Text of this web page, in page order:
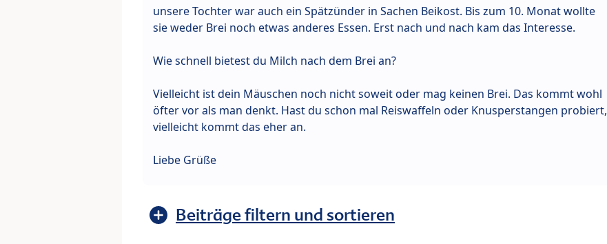
unsere Tochter war auch ein Spätzünder in Sachen Beikost. Bis zum 10. Monat wollte
sie weder Brei noch etwas anderes Essen. Erst nach und nach kam das Interesse.
Wie schnell bietest du Milch nach dem Brei an?
Vielleicht ist dein Mäuschen noch nicht soweit oder mag keinen Brei. Das kommt wohl
öfter vor als man denkt. Hast du schon mal Reiswaffeln oder Knusperstangen probiert,
vielleicht kommt das eher an.
Liebe Grüße
Beiträge filtern und sortieren